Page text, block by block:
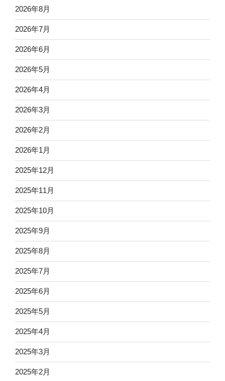
2026年8月
2026年7月
2026年6月
2026年5月
2026年4月
2026年3月
2026年2月
2026年1月
2025年12月
2025年11月
2025年10月
2025年9月
2025年8月
2025年7月
2025年6月
2025年5月
2025年4月
2025年3月
2025年2月